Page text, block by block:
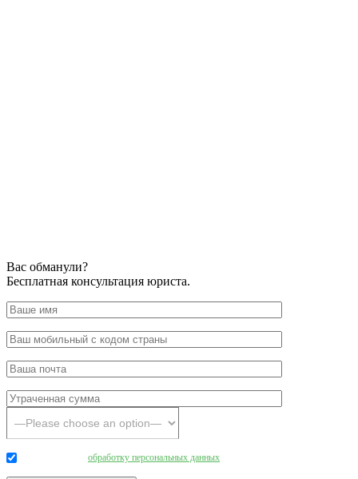
Вас обманули?
Бесплатная консультация юриста.
обработку персональных данных